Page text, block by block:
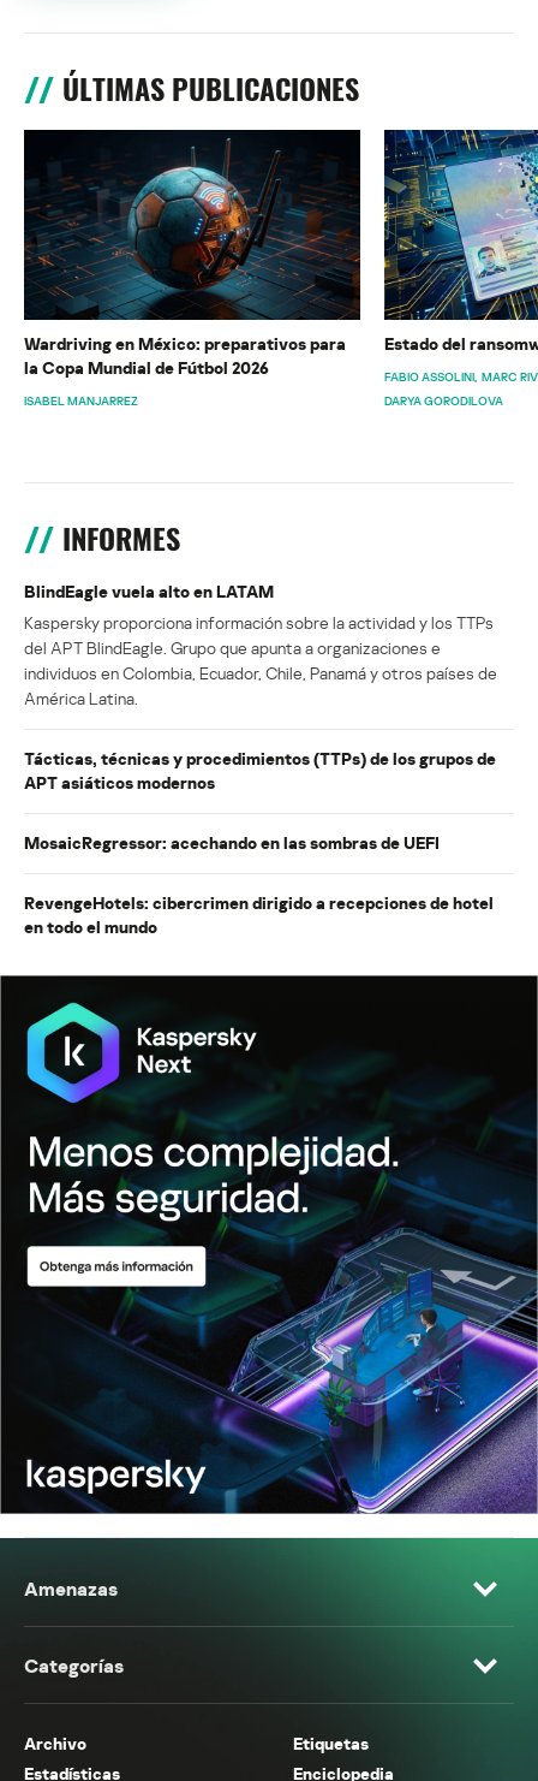
ÚLTIMAS PUBLICACIONES
Wardriving en México: preparativos para
la Copa Mundial de Fútbol 2026
ISABEL MANJARREZ
Estado del
FABIO ASSOLINI MARC
DARYA GORODILOVA
INFORMES
BlindEagle vuela alto en LATAM
Kaspersky proporciona información sobre la actividad y los TTPs
del APT BlindEagle. Grupo que apunta a organizaciones e
individuos en Colombia, Ecuador, Chile, Panamá y otros países de
América Latina.
Tácticas, técnicas y procedimientos (TTPs) de los grupos de
APT asiáticos modernos
MosaicRegressor: acechando en las sombras de UEFI
RevengeHotels: cibercrimen dirigido a recepciones de hotel
en todo el mundo
Amenazas
Categorías
Archivo
Etiquetas
Estadísticas
Enciclopedia